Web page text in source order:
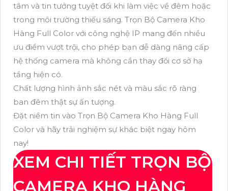
tâm và tin tưởng tuyệt đối khi làm việc về đêm hoặc
trong môi trường thiếu sáng. Trọn Bộ Camera Kho
Hàng Full Color với công nghệ IP mang đến nhiều
ưu điểm vượt trội, cho phép bạn dễ dàng nâng cấp
hệ thống camera mà không cần thay đổi cơ sở hạ
tầng hiện có.
Chất lượng hình ảnh sắc nét và màu sắc rõ ràng
ban đêm thật sự ấn tượng.
Đặt niềm tin vào Trọn Bộ Camera Kho Hàng Full
Color và hãy trải nghiệm sự khác biệt ngay hôm
nay!
XEM CHI TIẾT TRỌN BỘ
CAMERA KHO HÀNG